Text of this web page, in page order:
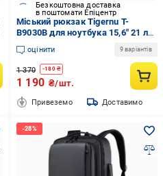
Безкоштовна доставка
в поштомати Епіцентр
Міський рюкзак Tigernu T-
B9030B для ноутбука 15,6" 21 л
Чорний з рожевим (TGN-T-
B9030B-3826)
оцінити 9 варіантів
1 370 -180₴
1 190 ₴/шт.
Привеземо Доставимо